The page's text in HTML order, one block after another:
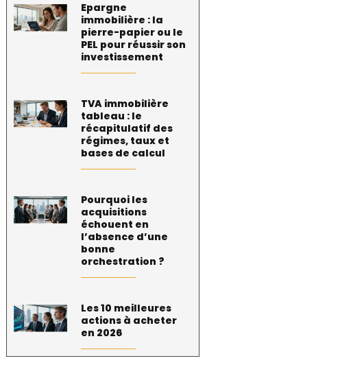
Epargne
immobilière : la
pierre-papier ou le
PEL pour réussir son
investissement
TVA immobilière
tableau : le
récapitulatif des
régimes, taux et
bases de calcul
Pourquoi les
acquisitions
échouent en
l’absence d’une
bonne
orchestration ?
Les 10 meilleures
actions à acheter
en 2026